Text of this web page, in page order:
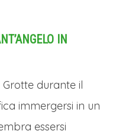
IN
Grotte durante il
immergersi in un
essersi